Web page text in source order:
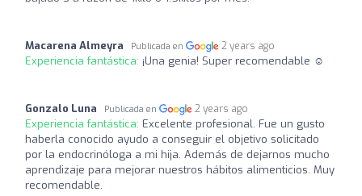
Macarena Almeyra Publicada en 2 years ago
Experiencia fantástica: ¡Una genia! Super recomendable ☺️
Gonzalo Luna Publicada en 2 years ago
Experiencia fantástica: Excelente profesional. Fue un gusto
haberla conocido ayudo a conseguir el objetivo solicitado
por la endocrinóloga a mi hija. Además de dejarnos mucho
aprendizaje para mejorar nuestros hábitos alimenticios. Muy
recomendable.